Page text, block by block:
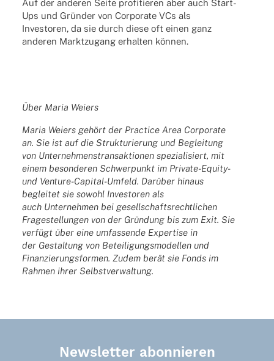
Auf der ande­ren Seite profi­tie­ren aber auch Start-
Ups und Gründer von Corpo­rate VCs als
Inves­to­ren, da sie durch diese oft einen ganz
ande­ren Markt­zu­gang erhal­ten können.
Über Maria Weiers
Maria Weiers gehört der Prac­tice Area Corpo­rate
an. Sie ist auf die Struk­tu­rie­rung und Beglei­tung
von Unter­neh­mens­trans­ak­tio­nen spezia­li­siert, mit
einem beson­de­ren Schwer­punkt im Private-Equity-
und Venture-Capi­tal-Umfeld. Darüber hinaus
beglei­tet sie sowohl Inves­to­ren als
auch Unter­neh­men bei gesell­schafts­recht­li­chen
Frage­stel­lun­gen von der Grün­dung bis zum Exit. Sie
verfügt über eine umfas­sende Exper­tise in
der Gestal­tung von Betei­li­gungs­mo­del­len und
Finan­zie­rungs­for­men. Zudem berät sie Fonds im
Rahmen ihrer Selbstverwaltung.
Newsletter abonnieren